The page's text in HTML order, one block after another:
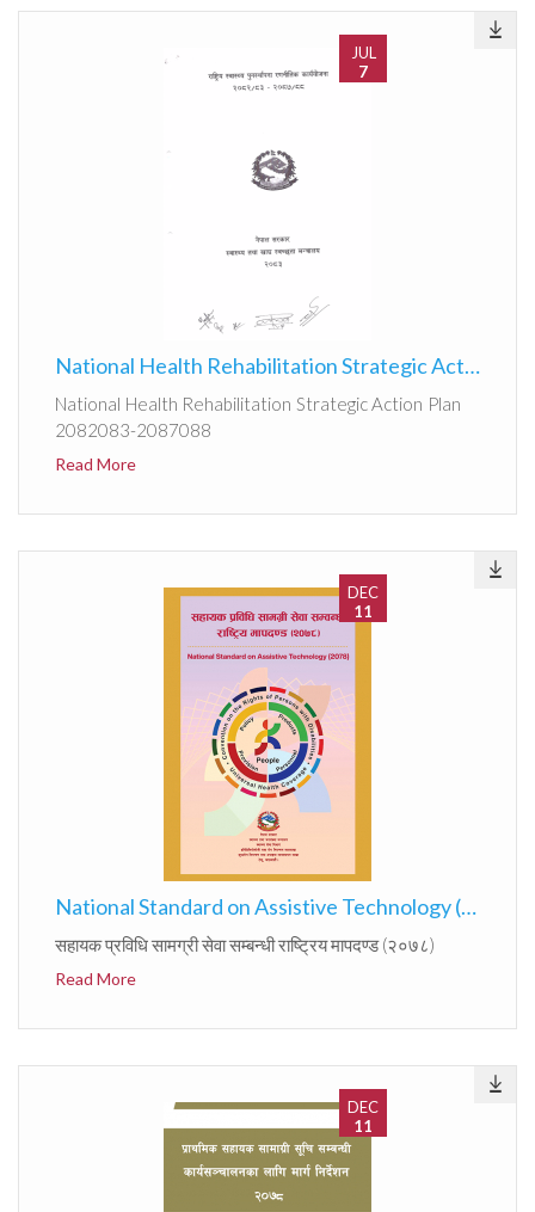
JUL
7
National Health Rehabilitation Strategic Action Plan 2082083-2087088
National Health Rehabilitation Strategic Action Plan
2082083-2087088
Read More
DEC
11
National Standard on Assistive Technology (2078)
सहायक प्रविधि सामग्री सेवा सम्बन्धी राष्ट्रिय मापदण्ड (२०७८)
Read More
DEC
11